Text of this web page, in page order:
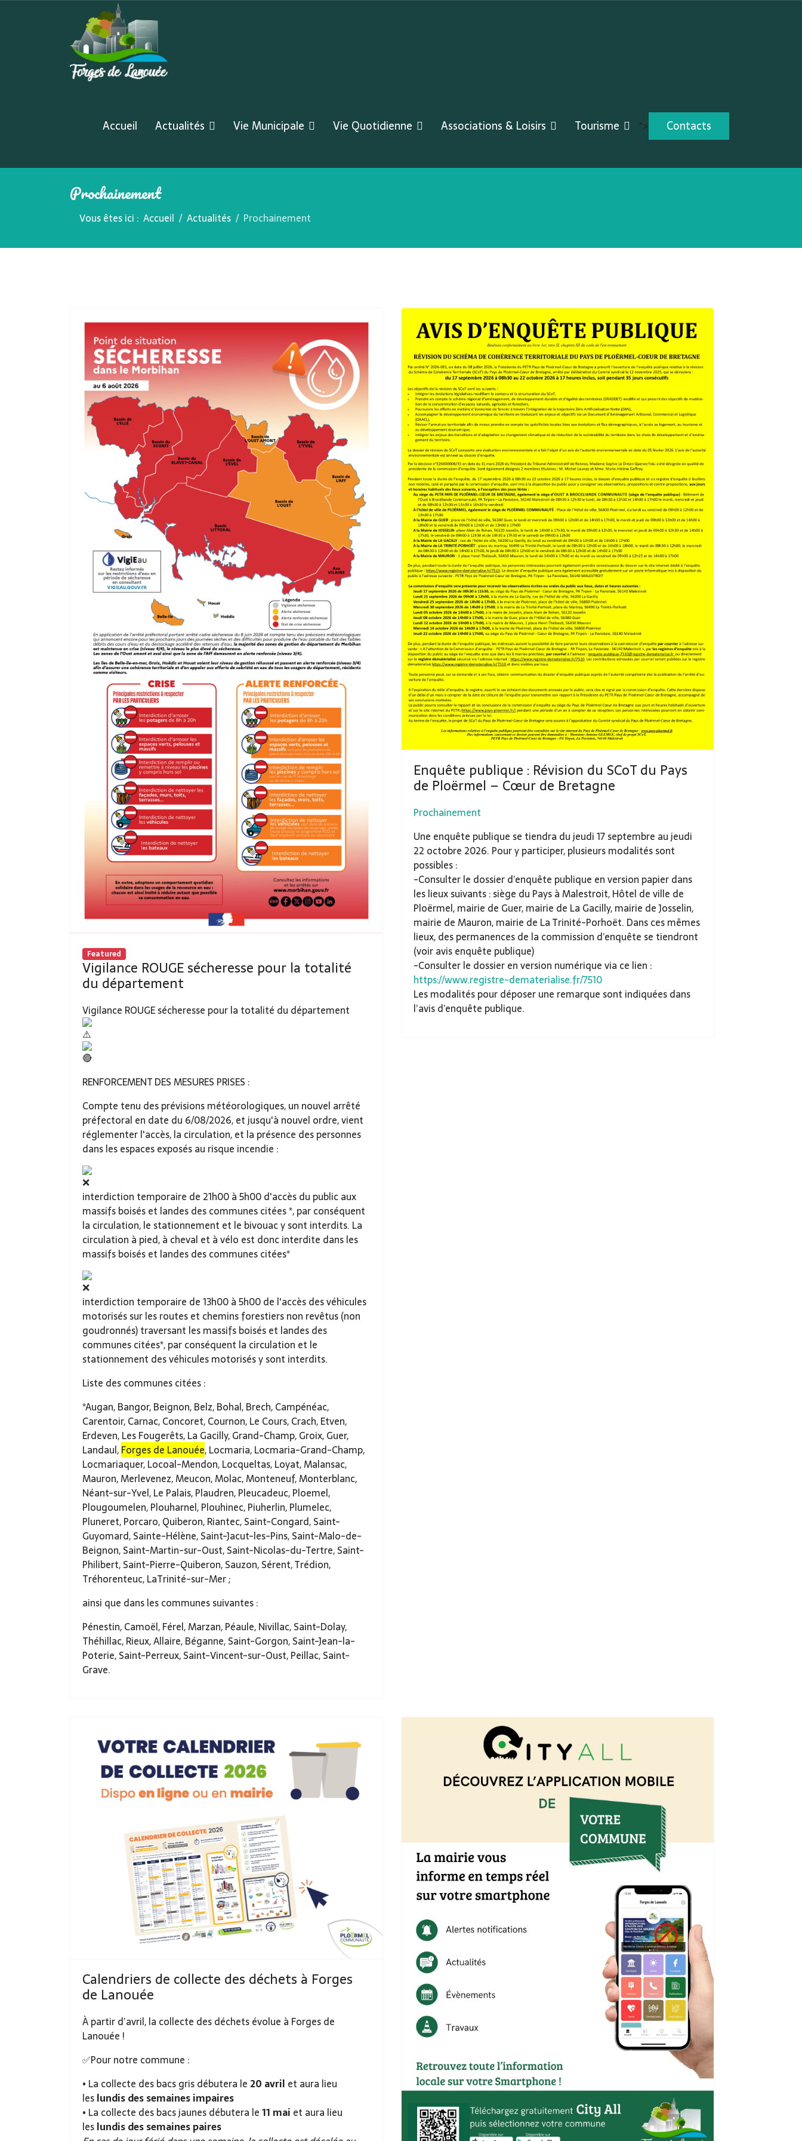
Accueil Actualités Vie Municipale Vie Quotidienne Associations & Loisirs Tourisme "> Contacts
Prochainement
Vous êtes ici : Accueil Actualités Prochainement
Featured
Vigilance ROUGE sécheresse pour la totalité
du département
Vigilance ROUGE sécheresse pour la totalité du département
RENFORCEMENT DES MESURES PRISES :
Compte tenu des prévisions météorologiques, un nouvel arrêté
préfectoral en date du 6/08/2026, et jusqu'à nouvel ordre, vient
réglementer l'accès, la circulation, et la présence des personnes
dans les espaces exposés au risque incendie :
interdiction temporaire de 21h00 à 5h00 d'accès du public aux
massifs boisés et landes des communes citées *, par conséquent
la circulation, le stationnement et le bivouac y sont interdits. La
circulation à pied, à cheval et à vélo est donc interdite dans les
massifs boisés et landes des communes citées*
interdiction temporaire de 13h00 à 5h00 de l'accès des véhicules
motorisés sur les routes et chemins forestiers non revêtus (non
goudronnés) traversant les massifs boisés et landes des
communes citées*, par conséquent la circulation et le
stationnement des véhicules motorisés y sont interdits.
Liste des communes citées :
*Augan, Bangor, Beignon, Belz, Bohal, Brech, Campénéac,
Carentoir, Carnac, Concoret, Cournon, Le Cours, Crach, Etven,
Erdeven, Les Fougerêts, La Gacilly, Grand-Champ, Groix, Guer,
Landaul,Forges de Lanouée, Locmaria, Locmaria-Grand-Champ,
Locmariaquer, Locoal-Mendon, Locqueltas, Loyat, Malansac,
Mauron, Merlevenez, Meucon, Molac, Monteneuf, Monterblanc,
Néant-sur-Yvel, Le Palais, Plaudren, Pleucadeuc, Ploemel,
Plougoumelen, Plouharnel, Plouhinec, Piuherlin, Plumelec,
Pluneret, Porcaro, Quiberon, Riantec, Saint-Congard, Saint-
Guyomard, Sainte-Hélène, Saint-Jacut-les-Pins, Saint-Malo-de-
Beignon, Saint-Martin-sur-Oust, Saint-Nicolas-du-Tertre, Saint-
Philibert, Saint-Pierre-Quiberon, Sauzon, Sérent, Trédion,
Tréhorenteuc, LaTrinité-sur-Mer ;
ainsi que dans les communes suivantes :
Pénestin, Camoël, Férel, Marzan, Péaule, Nivillac, Saint-Dolay,
Théhillac, Rieux, Allaire, Béganne, Saint-Gorgon, Saint-Jean-la-
Poterie, Saint-Perreux, Saint-Vincent-sur-Oust, Peillac, Saint-
Grave.
Enquête publique : Révision du SCoT du Pays
de Ploërmel – Cœur de Bretagne
Prochainement
Une enquête publique se tiendra du jeudi 17 septembre au jeudi
22 octobre 2026. Pour y participer, plusieurs modalités sont
possibles :
-Consulter le dossier d’enquête publique en version papier dans
les lieux suivants : siège du Pays à Malestroit, Hôtel de ville de
Ploërmel, mairie de Guer, mairie de La Gacilly, mairie de Josselin,
mairie de Mauron, mairie de La Trinité-Porhoët. Dans ces mêmes
lieux, des permanences de la commission d’enquête se tiendront
(voir avis enquête publique)
-Consulter le dossier en version numérique via ce lien :
https://www.registre-dematerialise.fr/7510
Les modalités pour déposer une remarque sont indiquées dans
l’avis d’enquête publique.
Calendriers de collecte des déchets à Forges
de Lanouée
À partir d’avril, la collecte des déchets évolue à Forges de
Lanouée !
✅Pour notre commune :
• La collecte des bacs gris débutera le 20 avril et aura lieu
leslundis des semaines impaires
• La collecte des bacs jaunes débutera le11 mai et aura lieu
leslundis des semaines paires